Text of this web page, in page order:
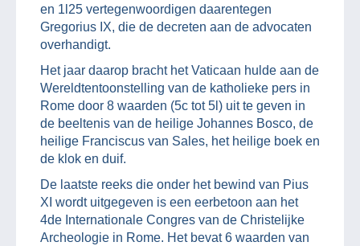
en 1l25 vertegenwoordigen daarentegen
Gregorius IX, die de decreten aan de advocaten
overhandigt.
Het jaar daarop bracht het Vaticaan hulde aan de
Wereldtentoonstelling van de katholieke pers in
Rome door 8 waarden (5c tot 5l) uit te geven in
de beeltenis van de heilige Johannes Bosco, de
heilige Franciscus van Sales, het heilige boek en
de klok en duif.
De laatste reeks die onder het bewind van Pius
XI wordt uitgegeven is een eerbetoon aan het
4de Internationale Congres van de Christelijke
Archeologie in Rome. Het bevat 6 waarden van